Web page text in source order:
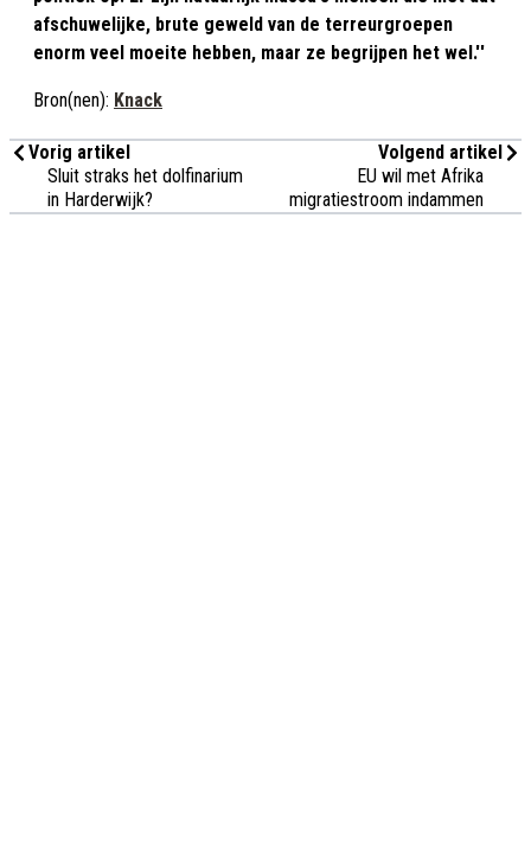
afschuwelijke, brute geweld van de terreurgroepen
enorm veel moeite hebben, maar ze begrijpen het wel.''
Bron(nen): Knack
Vorig artikel
Sluit straks het dolfinarium
in Harderwijk?
Volgend artikel
EU wil met Afrika
migratiestroom indammen